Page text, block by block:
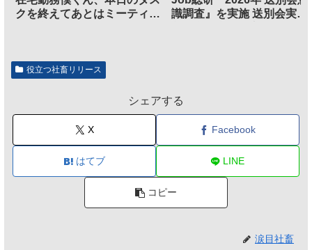
クを終えてあとはミーティン
識調査』を実施 送別会実施
役立つ社畜リリース
シェアする
X Facebook
はてブ LINE
コピー
涙目社畜